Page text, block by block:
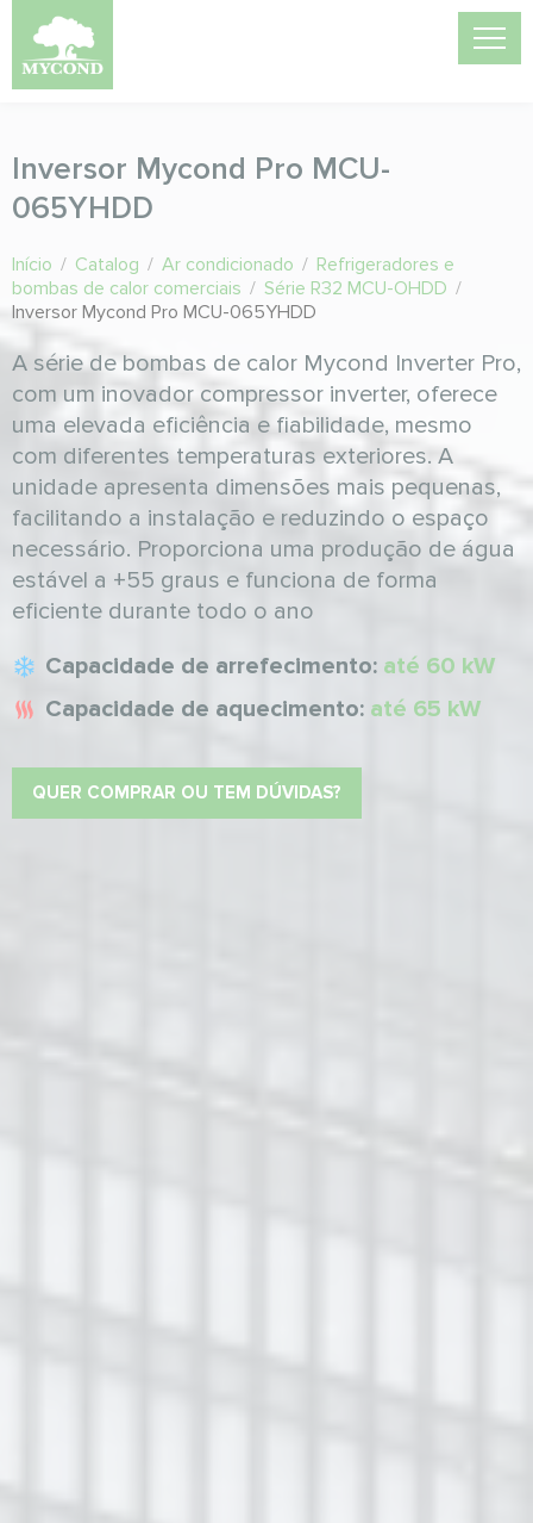
Inversor Mycond Pro MCU-
065YHDD
Início / Catalog / Ar condicionado / Refrigeradores e
bombas de calor comerciais / Série R32 MCU-OHDD /
Inversor Mycond Pro MCU-065YHDD
A série de bombas de calor Mycond Inverter Pro,
com um inovador compressor inverter, oferece
uma elevada eficiência e fiabilidade, mesmo
com diferentes temperaturas exteriores. A
unidade apresenta dimensões mais pequenas,
facilitando a instalação e reduzindo o espaço
necessário. Proporciona uma produção de água
estável a +55 graus e funciona de forma
eficiente durante todo o ano
Capacidade de arrefecimento: até 60 kW
Capacidade de aquecimento: até 65 kW
QUER COMPRAR OU TEM DÚVIDAS?